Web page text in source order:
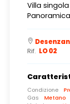
Villa
Rif. LO 02
Condizione
Gas
Metano